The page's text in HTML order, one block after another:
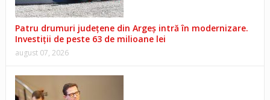
Patru drumuri județene din Argeș intră în modernizare.
Investiții de peste 63 de milioane lei
august 07, 2026